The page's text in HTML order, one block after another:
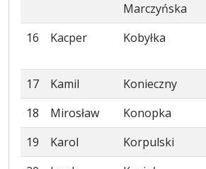
Marczyńska
16 Kacper Kobyłka
17
Kamil Konieczny
18
Mirosław Konopka
19
Karol Korpulski